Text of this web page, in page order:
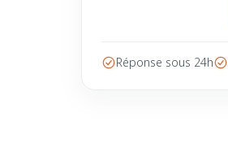
Réponse sous 24h